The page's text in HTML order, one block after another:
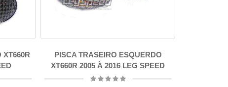
XT660R
PISCA TRASEIRO ESQUERDO
XT660R 2005 À 2016 LEG SPEED